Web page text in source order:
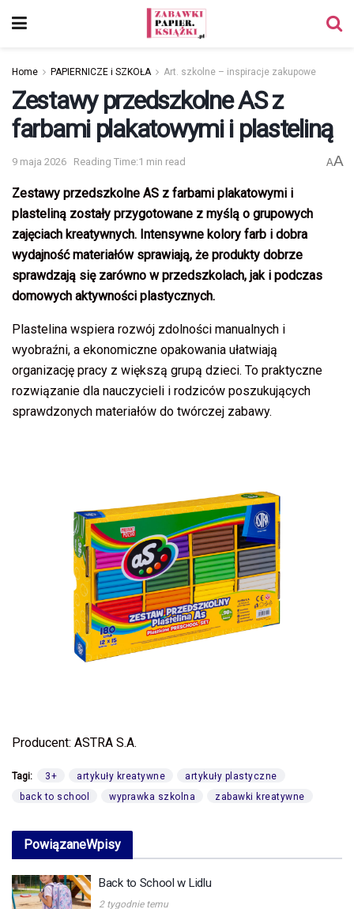
Home PAPIERNICZE i SZKOŁA Art. szkolne – inspiracje zakupowe
Zestawy przedszkolne AS z
farbami plakatowymi i plasteliną
9 maja 2026 Reading Time:1 min read AA
Zestawy przedszkolne AS z farbami plakatowymi i
plasteliną zostały przygotowane z myślą o grupowych
zajęciach kreatywnych. Intensywne kolory farb i dobra
wydajność materiałów sprawiają, że produkty dobrze
sprawdzają się zarówno w przedszkolach, jak i podczas
domowych aktywności plastycznych.
Plastelina wspiera rozwój zdolności manualnych i
wyobraźni, a ekonomiczne opakowania ułatwiają
organizację pracy z większą grupą dzieci. To praktyczne
rozwiązanie dla nauczycieli i rodziców poszukujących
sprawdzonych materiałów do twórczej zabawy.
Producent: ASTRA S.A.
Tagi: 3+ artykuły kreatywne
artykuły plastyczne
back to school
wyprawka szkolna zabawki kreatywne
PowiązaneWpisy
Back to School w Lidlu
2 tygodnie temu